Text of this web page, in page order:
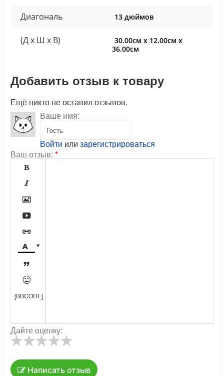
Диагональ 13 дюймов
(Д x Ш x В)
30.00см x 12.00см x
36.00см
Добавить отзыв к товару
Ещё никто не оставил отзывов.
Ваше имя:
Войти или зарегистрироваться
Ваш отзыв: *









[BBCODE]
Дайте оценку:
Написать отзыв